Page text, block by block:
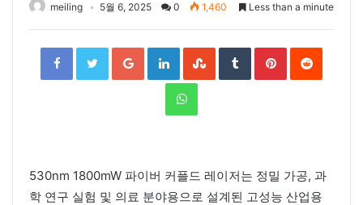
meiling 5월 6, 2025 0 1,460 Less than a minute
FacebookTwitterGoogle+LinkedInStumbleUpon
TumblrPinterestReddit
WhatsApp
530nm 1800mW 파이버 커플드 레이저는 정밀 가공, 과
학 연구 실험 및 의료 분야용으로 설계된 고성능 산업용